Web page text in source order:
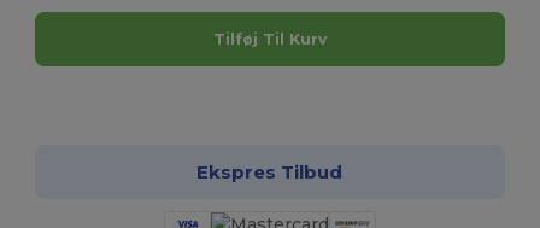
Tilføj Til Kurv
Ekspres Tilbud